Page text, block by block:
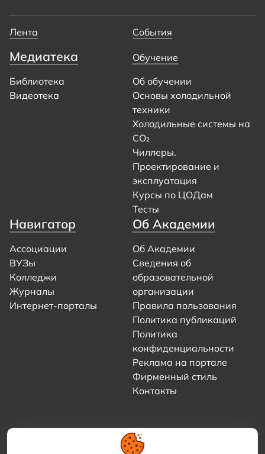
Лента События
Медиатека
Библиотека
Видеотека
Обучение
Об обучении
Основы холодильной
техники
Холодильные системы на
CO₂
Чиллеры.
Проектирование и
эксплуатация
Курсы по ЦОДам
Тесты
Навигатор
Ассоциации
ВУЗы
Колледжи
Журналы
Интернет-порталы
Об Академии
Об Академии
Сведения об
образовательной
организации
Правила пользования
Политика публикаций
Политика
конфиденциальности
Реклама на портале
Фирменный стиль
Контакты